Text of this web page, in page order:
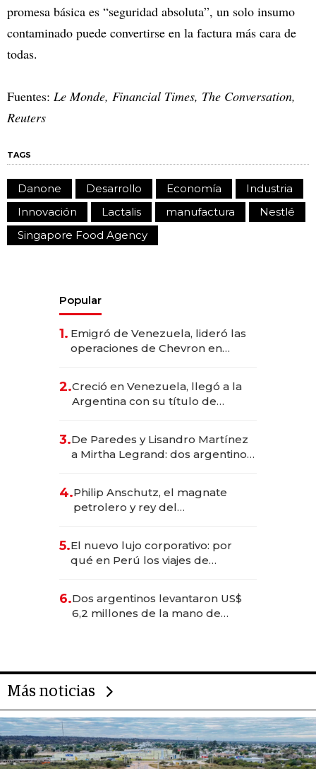
promesa básica es “seguridad absoluta”, un solo insumo
contaminado puede convertirse en la factura más cara de
todas.
Fuentes: Le Monde, Financial Times, The Conversation,
Reuters
TAGS
Danone Desarrollo Economía
Industria
Innovación
Lactalis manufactura
Nestlé
Singapore Food Agency
Popular
1. Emigró de Venezuela, lideró las
operaciones de Chevron en
2.Creció en Venezuela, llegó a la
Argentina con su título de
las marcas "fast premium"
3.De Paredes y Lisandro Martínez
a Mirtha Legrand: dos argentinos
4.Philip Anschutz, el magnate
petrolero y rey del
Fénix
5.El nuevo lujo corporativo: por
qué en Perú los viajes de
para convertirse en experiencias
transformadoras
6.Dos argentinos levantaron US$
6,2 millones de la mano de
Más noticias